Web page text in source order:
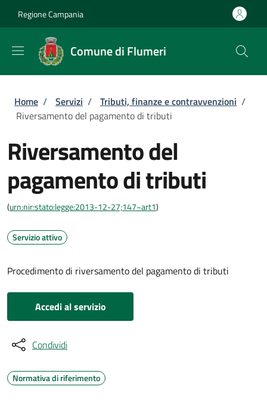
Regione Campania
Comune di Flumeri
Briciole di pane
Home / Servizi / Tributi, finanze e contravvenzioni /
Riversamento del pagamento di tributi
Riversamento del
pagamento di tributi
(urn:nir:stato:legge:2013-12-27;147~art1)
Servizio attivo
Procedimento di riversamento del pagamento di tributi
Accedi al servizio
Condividi
Normativa di riferimento